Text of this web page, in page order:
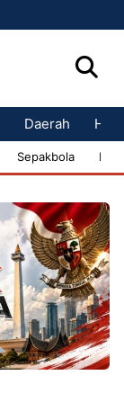
Daerah
Sepakbola